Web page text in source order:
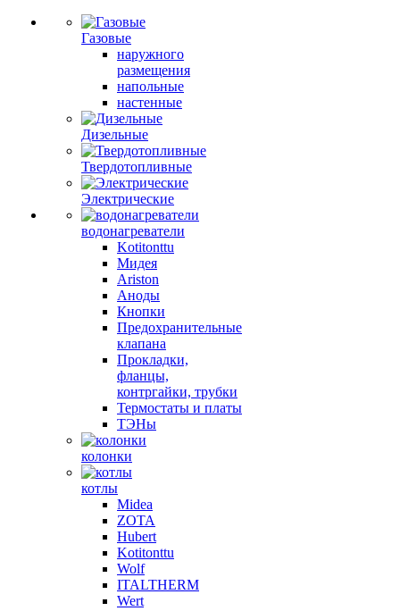
Газовые
наружного
размещения
напольные
настенные
Дизельные
Твердотопливные
Электрические
водонагреватели
Kotitonttu
Мидея
Ariston
Аноды
Кнопки
Предохранительные
клапана
Прокладки,
фланцы,
контргайки, трубки
Термостаты и платы
ТЭНы
колонки
котлы
Midea
ZOTA
Hubert
Kotitonttu
Wolf
ITALTHERM
Wert